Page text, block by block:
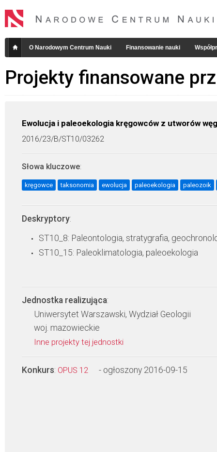
O Narodowym Centrum Nauki Finansowanie nauki
Projekty finansowane
Ewolucja i paleoekologia kręgowców z utworów
2016/23/B/ST10/03262
Słowa kluczowe:
kręgowce taksonomia ewolucja paleoekologia paleozoik
Deskryptory:
ST10_8: Paleontologia, stratygrafia,
ST10_15: Paleoklimatologia, paleoekologia
Jednostka realizująca:
Uniwersytet Warszawski, Wydział Geologii
woj. mazowieckie
Inne projekty tej jednostki
Konkurs: OPUS 12 - ogłoszony 2016-09-15